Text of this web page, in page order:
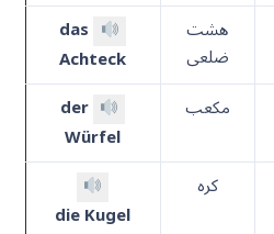
هشت
ضلعی
das
Achteck
مکعب
der
Würfel
کره
die Kugel